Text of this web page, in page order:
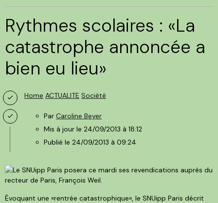
Rythmes scolaires : «La
catastrophe annoncée a
bien eu lieu»
Home ACTUALITE Société
Par Caroline Beyer
Mis à jour le 24/09/2013 à 18:12
Publié le 24/09/2013 à 09:24
Évoquant une «rentrée catastrophique», le SNUipp Paris décrit